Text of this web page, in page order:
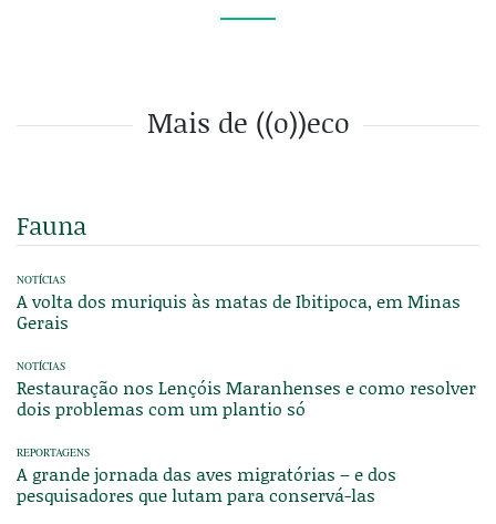
Mais de ((o))eco
Fauna
NOTÍCIAS
A volta dos muriquis às matas de Ibitipoca, em Minas
Gerais
NOTÍCIAS
Restauração nos Lençóis Maranhenses e como resolver
dois problemas com um plantio só
REPORTAGENS
A grande jornada das aves migratórias – e dos
pesquisadores que lutam para conservá-las